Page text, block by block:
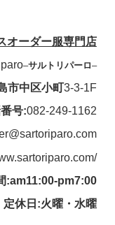
オーダー服専門店
–サルトリパーロ–
市中区小町3-3-1F
号:082-249-1162
:am11:00-pm7:00
定休日:火曜・水曜